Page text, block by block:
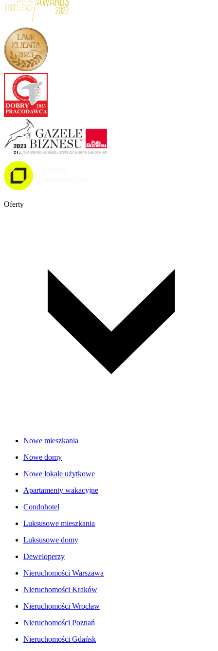
Oferty
Nowe mieszkania
Nowe domy
Nowe lokale użytkowe
Apartamenty wakacyjne
Condohotel
Luksusowe mieszkania
Luksusowe domy
Deweloperzy
Nieruchomości Warszawa
Nieruchomości Kraków
Nieruchomości Wrocław
Nieruchomości Poznań
Nieruchomości Gdańsk